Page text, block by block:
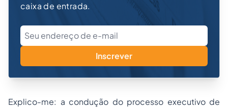
caixa de entrada.
Inscrever
Explico-me: a condução do processo executivo de